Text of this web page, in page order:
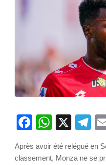
Facebook
X
Après avoir été relégué en
classement, Monza ne se